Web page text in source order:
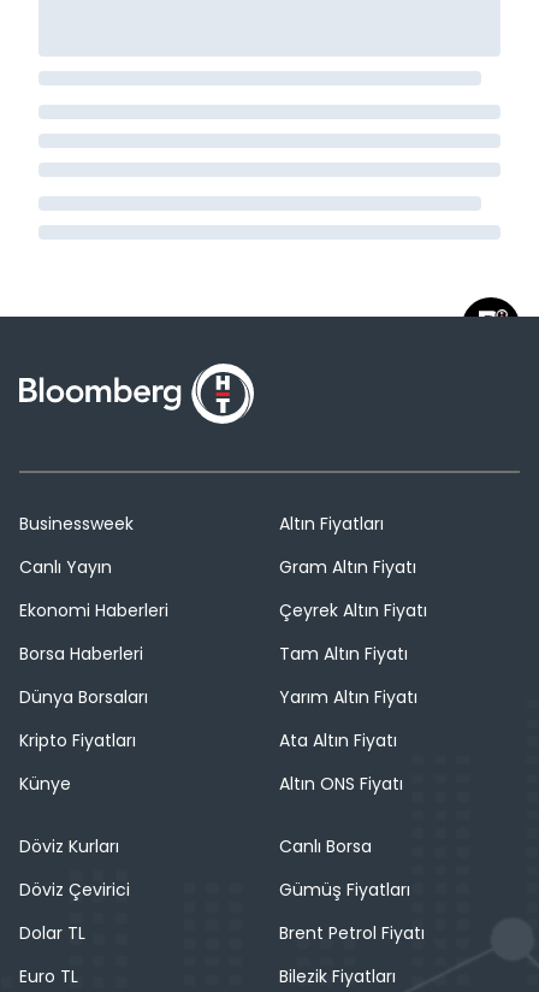
Businessweek
Canlı Yayın
Ekonomi Haberleri
Borsa Haberleri
Dünya Borsaları
Kripto Fiyatları
Künye
Altın Fiyatları
Gram Altın Fiyatı
Çeyrek Altın Fiyatı
Tam Altın Fiyatı
Yarım Altın Fiyatı
Ata Altın Fiyatı
Altın ONS Fiyatı
Döviz Kurları
Döviz Çevirici
Dolar TL
Euro TL
Canlı Borsa
Gümüş Fiyatları
Brent Petrol Fiyatı
Bilezik Fiyatları